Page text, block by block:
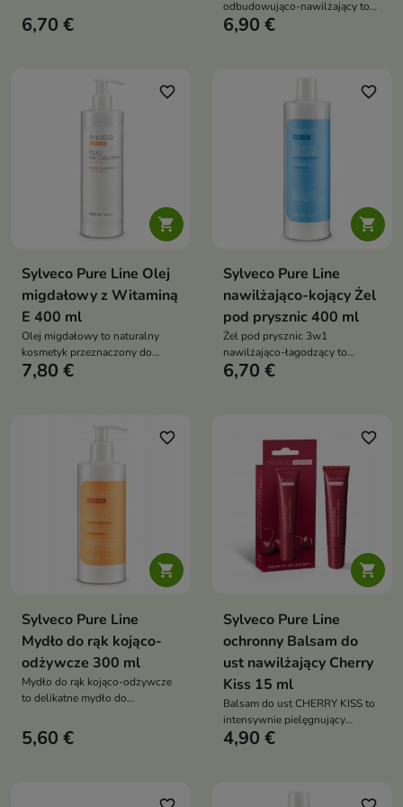
ograniczyć wydzielanie potu,
6,70 €
odbudowująco-nawilżający to
kosmetyk przeznaczony do
6,90 €

favorite_border
Sylveco Pure Line Olej
migdałowy z Witaminą
E 400 ml
Olej migdałowy to naturalny
kosmetyk przeznaczony do
pielęgnacji skóry i włosów.
7,80 €

favorite_border
Sylveco Pure Line
nawilżająco-kojący Żel
pod prysznic 400 ml
Żel pod prysznic 3w1
nawilżająco-łagodzący to
uniwersalny kosmetyk
skutecznie oczyszcza skórę i
włosy, jednocześnie dbając o ich
odpowiednie nawilżenie
6,70 €

favorite_border
Sylveco Pure Line
Mydło do rąk kojąco-
odżywcze 300 ml
Mydło do rąk kojąco-odżywcze
to delikatne mydło do
które skutecznie oczyszcza
skórę, jednocześnie dbając o jej
5,60 €

favorite_border
Sylveco Pure Line
ochronny Balsam do
ust nawilżający Cherry
Kiss 15 ml
Balsam do ust CHERRY KISS to
intensywnie pielęgnujący
balsam o owocowym aromacie
4,90 €